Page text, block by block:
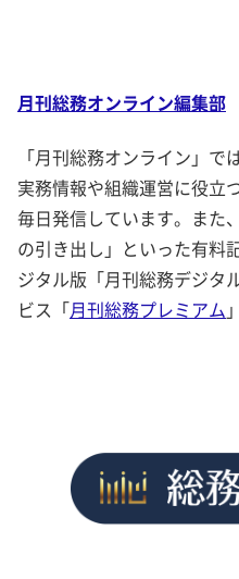
月刊総務オンライン編集部
「月刊総務オンライン」で
実務情報や組織運営に役立
毎日発信しています。また
の引き出し」といった有料
ジタル版「月刊総務デジタ
ビス「月刊総務プレミアム